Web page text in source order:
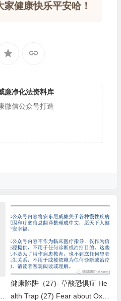
健康快乐平安哈！
廉净化法资料库
微信公众号打造
健康陷阱（27)- 草酸恐惧症 He
alth Trap (27) Fear about Oxal